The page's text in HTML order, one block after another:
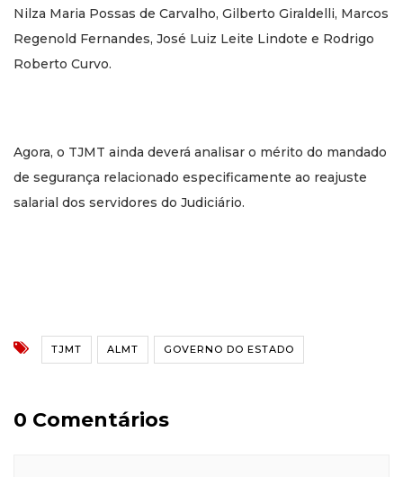
Nilza Maria Possas de Carvalho, Gilberto Giraldelli, Marcos
Regenold Fernandes, José Luiz Leite Lindote e Rodrigo
Roberto Curvo.
Agora, o TJMT ainda deverá analisar o mérito do mandado
de segurança relacionado especificamente ao reajuste
salarial dos servidores do Judiciário.
TJMT ALMT GOVERNO DO ESTADO
0 Comentários